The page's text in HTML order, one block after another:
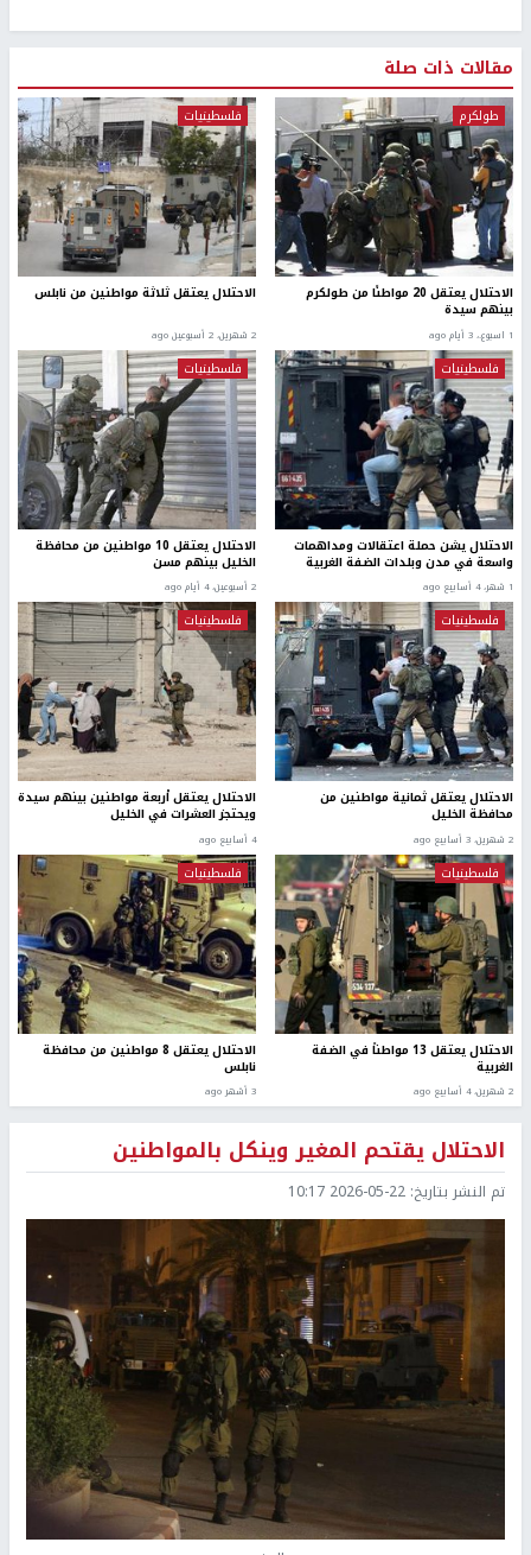
مقالات ذات صلة
طولكرم
الاحتلال يعتقل 20 مواطنًا من طولكرم
بينهم سيدة
1 اسبوع.، 3 أيام ago
فلسطينيات
الاحتلال يعتقل ثلاثة مواطنين من نابلس
2 شهرين، 2 أسبوعين ago
فلسطينيات
الاحتلال يشن حملة اعتقالات ومداهمات
واسعة في مدن وبلدات الضفة الغربية
1 شهر، 4 أسابيع ago
فلسطينيات
الاحتلال يعتقل 10 مواطنين من محافظة
الخليل بينهم مسن
2 أسبوعين، 4 أيام ago
فلسطينيات
الاحتلال يعتقل ثمانية مواطنين من
محافظة الخليل
2 شهرين، 3 أسابيع ago
فلسطينيات
الاحتلال يعتقل أربعة مواطنين بينهم سيدة
ويحتجز العشرات في الخليل
4 أسابيع ago
فلسطينيات
الاحتلال يعتقل 13 مواطناً في الضفة
الغربية
2 شهرين، 4 أسابيع ago
فلسطينيات
الاحتلال يعتقل 8 مواطنين من محافظة
نابلس
3 أشهر ago
الاحتلال يقتحم المغير وينكل بالمواطنين
تم النشر بتاريخ: 2026-05-22 10:17